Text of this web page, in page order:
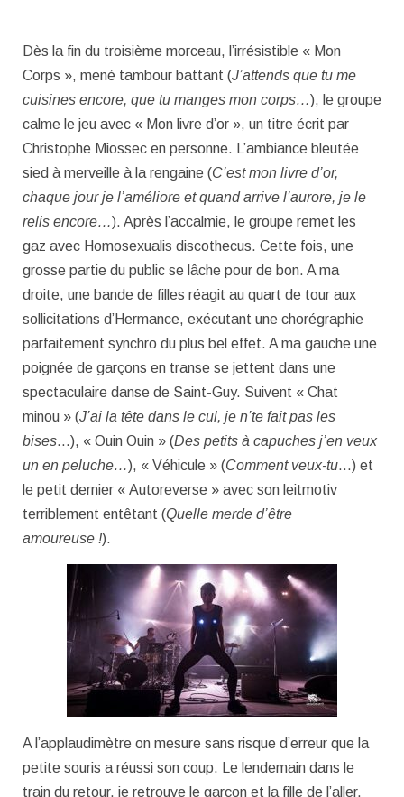
Dès la fin du troisième morceau, l’irrésistible « Mon
Corps », mené tambour battant (J’attends que tu me
cuisines encore, que tu manges mon corps…), le groupe
calme le jeu avec « Mon livre d’or », un titre écrit par
Christophe Miossec en personne. L’ambiance bleutée
sied à merveille à la rengaine (C’est mon livre d’or,
chaque jour je l’améliore et quand arrive l’aurore, je le
relis encore…). Après l’accalmie, le groupe remet les
gaz avec Homosexualis discothecus. Cette fois, une
grosse partie du public se lâche pour de bon. A ma
droite, une bande de filles réagit au quart de tour aux
sollicitations d’Hermance, exécutant une chorégraphie
parfaitement synchro du plus bel effet. A ma gauche une
poignée de garçons en transe se jettent dans une
spectaculaire danse de Saint-Guy. Suivent « Chat
minou » (J’ai la tête dans le cul, je n’te fait pas les
bises…), « Ouin Ouin » (Des petits à capuches j’en veux
un en peluche…), « Véhicule » (Comment veux-tu…) et
le petit dernier « Autoreverse » avec son leitmotiv
terriblement entêtant (Quelle merde d’être
amoureuse !).
A l’applaudimètre on mesure sans risque d’erreur que la
petite souris a réussi son coup. Le lendemain dans le
train du retour, je retrouve le garçon et la fille de l’aller.